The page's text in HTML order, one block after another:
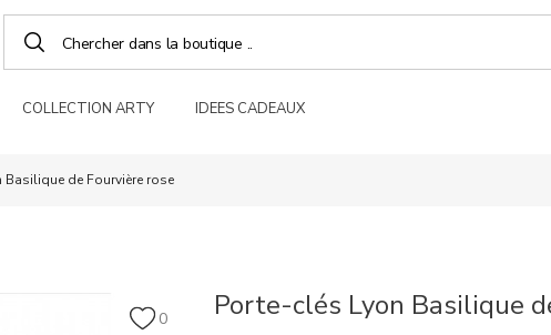
COLLECTION ARTY IDEES CADEAUX
Basilique de Fourvière rose
0 Porte-clés Lyon Basilique